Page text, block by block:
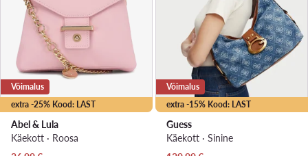
extra -25% Kood: LAST
Võimalus
Abel & Lula
Käekott · Roosa
extra -15% Kood: LAST
Võimalus
Guess
Käekott · Sinine